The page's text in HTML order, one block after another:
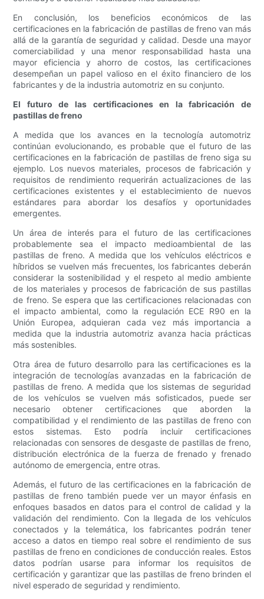
En conclusión, los beneficios económicos de las
certificaciones en la fabricación de pastillas de freno van más
allá de la garantía de seguridad y calidad. Desde una mayor
comerciabilidad y una menor responsabilidad hasta una
mayor eficiencia y ahorro de costos, las certificaciones
desempeñan un papel valioso en el éxito financiero de los
fabricantes y de la industria automotriz en su conjunto.
El futuro de las certificaciones en la fabricación de
pastillas de freno
A medida que los avances en la tecnología automotriz
continúan evolucionando, es probable que el futuro de las
certificaciones en la fabricación de pastillas de freno siga su
ejemplo. Los nuevos materiales, procesos de fabricación y
requisitos de rendimiento requerirán actualizaciones de las
certificaciones existentes y el establecimiento de nuevos
estándares para abordar los desafíos y oportunidades
emergentes.
Un área de interés para el futuro de las certificaciones
probablemente sea el impacto medioambiental de las
pastillas de freno. A medida que los vehículos eléctricos e
híbridos se vuelven más frecuentes, los fabricantes deberán
considerar la sostenibilidad y el respeto al medio ambiente
de los materiales y procesos de fabricación de sus pastillas
de freno. Se espera que las certificaciones relacionadas con
el impacto ambiental, como la regulación ECE R90 en la
Unión Europea, adquieran cada vez más importancia a
medida que la industria automotriz avanza hacia prácticas
más sostenibles.
Otra área de futuro desarrollo para las certificaciones es la
integración de tecnologías avanzadas en la fabricación de
pastillas de freno. A medida que los sistemas de seguridad
de los vehículos se vuelven más sofisticados, puede ser
necesario obtener certificaciones que aborden la
compatibilidad y el rendimiento de las pastillas de freno con
estos sistemas. Esto podría incluir certificaciones
relacionadas con sensores de desgaste de pastillas de freno,
distribución electrónica de la fuerza de frenado y frenado
autónomo de emergencia, entre otras.
Además, el futuro de las certificaciones en la fabricación de
pastillas de freno también puede ver un mayor énfasis en
enfoques basados ​​en datos para el control de calidad y la
validación del rendimiento. Con la llegada de los vehículos
conectados y la telemática, los fabricantes podrán tener
acceso a datos en tiempo real sobre el rendimiento de sus
pastillas de freno en condiciones de conducción reales. Estos
datos podrían usarse para informar los requisitos de
certificación y garantizar que las pastillas de freno brinden el
nivel esperado de seguridad y rendimiento.